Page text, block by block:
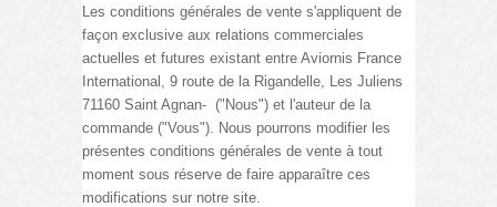
Les conditions générales de vente s'appliquent de
façon exclusive aux relations commerciales
actuelles et futures existant entre Aviornis France
International, 9 route de la Rigandelle, Les Juliens
71160 Saint Agnan- ("Nous") et l'auteur de la
commande ("Vous"). Nous pourrons modifier les
présentes conditions générales de vente à tout
moment sous réserve de faire apparaître ces
modifications sur notre site.